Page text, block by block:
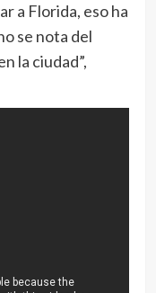
a Florida, eso ha
se nota del
la ciudad”,